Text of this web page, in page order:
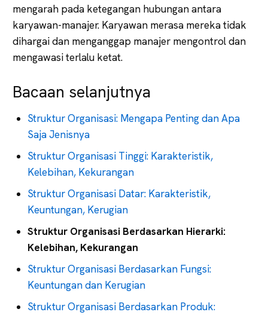
mengarah pada ketegangan hubungan antara
karyawan-manajer. Karyawan merasa mereka tidak
dihargai dan menganggap manajer mengontrol dan
mengawasi terlalu ketat.
Bacaan selanjutnya
Struktur Organisasi: Mengapa Penting dan Apa
Saja Jenisnya
Struktur Organisasi Tinggi: Karakteristik,
Kelebihan, Kekurangan
Struktur Organisasi Datar: Karakteristik,
Keuntungan, Kerugian
Struktur Organisasi Berdasarkan Hierarki:
Kelebihan, Kekurangan
Struktur Organisasi Berdasarkan Fungsi:
Keuntungan dan Kerugian
Struktur Organisasi Berdasarkan Produk: